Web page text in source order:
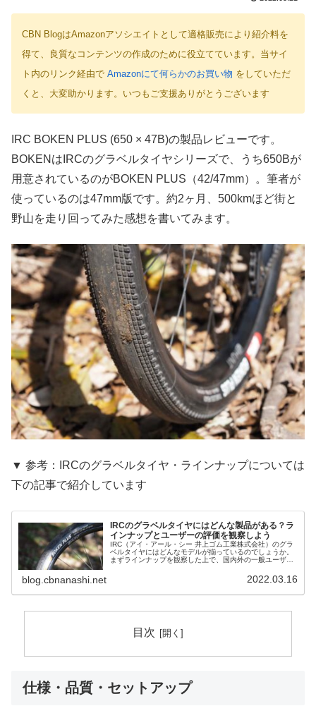
CBN BlogはAmazonアソシエイトとして適格販売により紹介料を
得て、良質なコンテンツの作成のために役立てています。当サイ
ト内のリンク経由で Amazonにて何らかのお買い物 をしていただ
くと、大変助かります。いつもご支援ありがとうございます
IRC BOKEN PLUS (650 × 47B)の製品レビューです。
BOKENはIRCのグラベルタイヤシリーズで、うち650Bが
用意されているのがBOKEN PLUS（42/47mm）。筆者が
使っているのは47mm版です。約2ヶ月、500kmほど街と
野山を走り回ってみた感想を書いてみます。
▼ 参考：IRCのグラベルタイヤ・ラインナップについては
下の記事で紹介しています
IRCのグラベルタイヤにはどんな製品がある？ラ
インナップとユーザーの評価を観察しよう
IRC（アイ・アール・シー 井上ゴム工業株式会社）のグラ
ベルタイヤにはどんなモデルが揃っているのでしょうか。
まずラインナップを観察した上で、国内外の一般ユーザー
blog.cbnanashi.net 2022.03.16
目次
仕様・品質・セットアップ